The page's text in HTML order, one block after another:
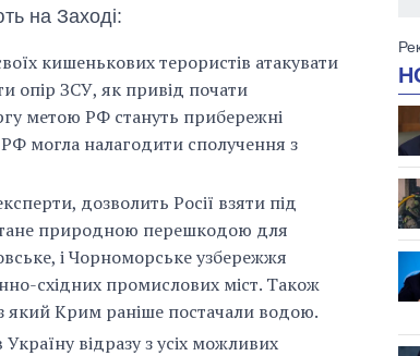
на Заході:
кишенькових терористів атакувати
опір ЗСУ, як привід почати
метою РФ стануть прибережні
могла налагодити сполучення з
дозволить Росії взяти під
природною перешкодою для
і Чорноморське узбережжя
східних промислових міст. Також
який Крим раніше постачали водою.
відразу з усіх можливих